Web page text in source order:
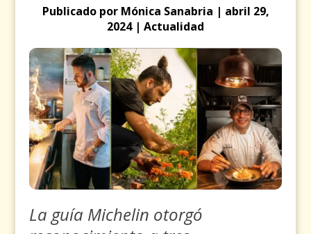
Publicado por Mónica Sanabria | abril 29,
2024 | Actualidad
La guía Michelin otorgó